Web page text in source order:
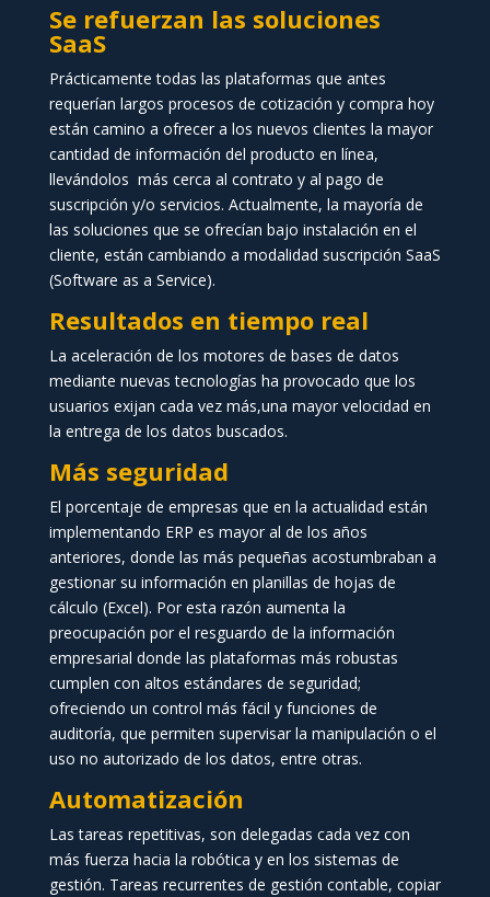
Se refuerzan las soluciones
SaaS
Prácticamente todas las plataformas que antes
requerían largos procesos de cotización y compra hoy
están camino a ofrecer a los nuevos clientes la mayor
cantidad de información del producto en línea,
llevándolos más cerca al contrato y al pago de
suscripción y/o servicios. Actualmente, la mayoría de
las soluciones que se ofrecían bajo instalación en el
cliente, están cambiando a modalidad suscripción SaaS
(Software as a Service).
Resultados en tiempo real
La aceleración de los motores de bases de datos
mediante nuevas tecnologías ha provocado que los
usuarios exijan cada vez más,una mayor velocidad en
la entrega de los datos buscados.
Más seguridad
El porcentaje de empresas que en la actualidad están
implementando ERP es mayor al de los años
anteriores, donde las más pequeñas acostumbraban a
gestionar su información en planillas de hojas de
cálculo (Excel). Por esta razón aumenta la
preocupación por el resguardo de la información
empresarial donde las plataformas más robustas
cumplen con altos estándares de seguridad;
ofreciendo un control más fácil y funciones de
auditoría, que permiten supervisar la manipulación o el
uso no autorizado de los datos, entre otras.
Automatización
Las tareas repetitivas, son delegadas cada vez con
más fuerza hacia la robótica y en los sistemas de
gestión. Tareas recurrentes de gestión contable, copiar